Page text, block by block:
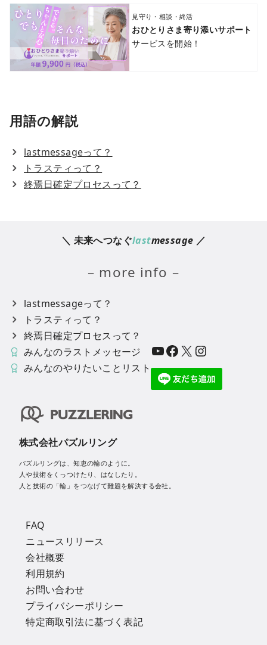
見守り・相談・終活
おひとりさま寄り添いサポート
サービスを開始！
用語の解説
lastmessageって？
トラスティって？
終焉日確定プロセスって？
＼ 未来へつなぐlastmessage ／
– more info –
lastmessageって？
トラスティって？
終焉日確定プロセスって？
みんなのラストメッセージ
みんなのやりたいことリスト
YouTube Facebook X Instagram
株式会社パズルリング
パズルリングは、知恵の輪のように。
人や技術をくっつけたり、はなしたり。
人と技術の「輪」をつなげて難題を解決する会社。
FAQ
ニュースリリース
会社概要
利用規約
お問い合わせ
プライバシーポリシー
特定商取引法に基づく表記